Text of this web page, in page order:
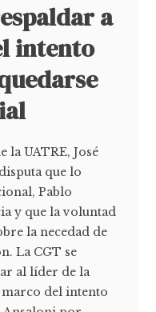
a
intento
la UATRE, José
que lo
Pablo
y que la voluntad
la necedad de
La CGT se
al líder de la
marco del intento